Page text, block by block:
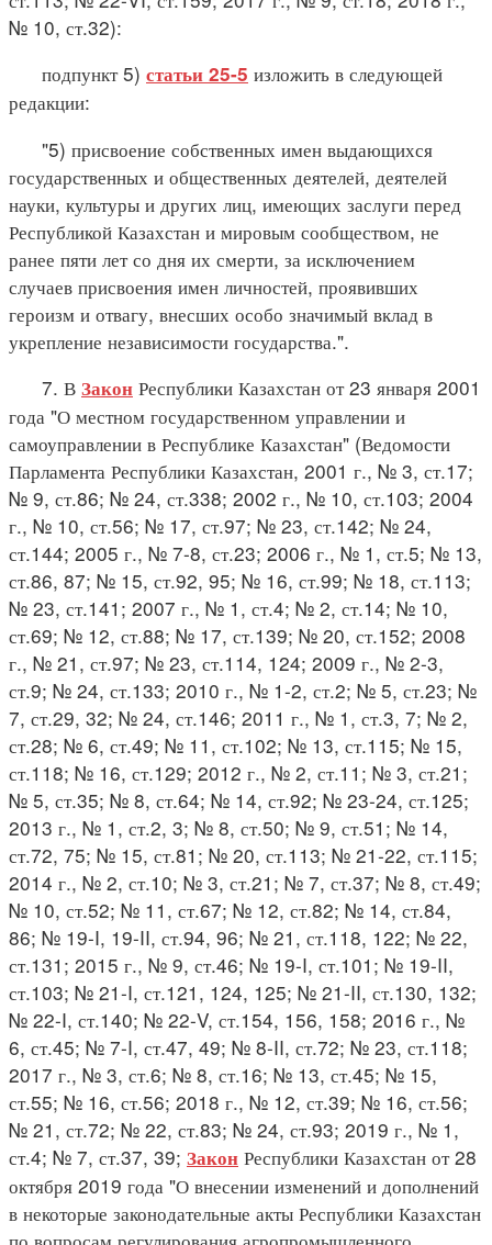
№ 10, ст.32):
подпункт 5) статьи 25-5 изложить в следующей
редакции:
"5) присвоение собственных имен выдающихся
государственных и общественных деятелей, деятелей
науки, культуры и других лиц, имеющих заслуги перед
Республикой Казахстан и мировым сообществом, не
ранее пяти лет со дня их смерти, за исключением
случаев присвоения имен личностей, проявивших
героизм и отвагу, внесших особо значимый вклад в
укрепление независимости государства.".
7. В Закон Республики Казахстан от 23 января 2001
года "О местном государственном управлении и
самоуправлении в Республике Казахстан" (Ведомости
Парламента Республики Казахстан, 2001 г., № 3, ст.17;
№ 9, ст.86; № 24, ст.338; 2002 г., № 10, ст.103; 2004
г., № 10, ст.56; № 17, ст.97; № 23, ст.142; № 24,
ст.144; 2005 г., № 7-8, ст.23; 2006 г., № 1, ст.5; № 13,
ст.86, 87; № 15, ст.92, 95; № 16, ст.99; № 18, ст.113;
№ 23, ст.141; 2007 г., № 1, ст.4; № 2, ст.14; № 10,
ст.69; № 12, ст.88; № 17, ст.139; № 20, ст.152; 2008
г., № 21, ст.97; № 23, ст.114, 124; 2009 г., № 2-3,
ст.9; № 24, ст.133; 2010 г., № 1-2, ст.2; № 5, ст.23; №
7, ст.29, 32; № 24, ст.146; 2011 г., № 1, ст.3, 7; № 2,
ст.28; № 6, ст.49; № 11, ст.102; № 13, ст.115; № 15,
ст.118; № 16, ст.129; 2012 г., № 2, ст.11; № 3, ст.21;
№ 5, ст.35; № 8, ст.64; № 14, ст.92; № 23-24, ст.125;
2013 г., № 1, ст.2, 3; № 8, ст.50; № 9, ст.51; № 14,
ст.72, 75; № 15, ст.81; № 20, ст.113; № 21-22, ст.115;
2014 г., № 2, ст.10; № 3, ст.21; № 7, ст.37; № 8, ст.49;
№ 10, ст.52; № 11, ст.67; № 12, ст.82; № 14, ст.84,
86; № 19-I, 19-II, ст.94, 96; № 21, ст.118, 122; № 22,
ст.131; 2015 г., № 9, ст.46; № 19-I, ст.101; № 19-II,
ст.103; № 21-I, ст.121, 124, 125; № 21-II, ст.130, 132;
№ 22-I, ст.140; № 22-V, ст.154, 156, 158; 2016 г., №
6, ст.45; № 7-I, ст.47, 49; № 8-II, ст.72; № 23, ст.118;
2017 г., № 3, ст.6; № 8, ст.16; № 13, ст.45; № 15,
ст.55; № 16, ст.56; 2018 г., № 12, ст.39; № 16, ст.56;
№ 21, ст.72; № 22, ст.83; № 24, ст.93; 2019 г., № 1,
ст.4; № 7, ст.37, 39; Закон Республики Казахстан от 28
октября 2019 года "О внесении изменений и дополнений
в некоторые законодательные акты Республики Казахстан